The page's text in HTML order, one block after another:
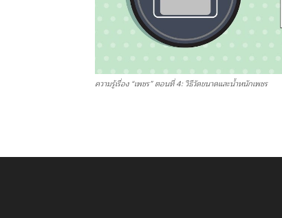
ความรู้เรื่อง “เพชร” ตอนที่ 4: วิธีวัดขนาดและน้ำหนักเพชร